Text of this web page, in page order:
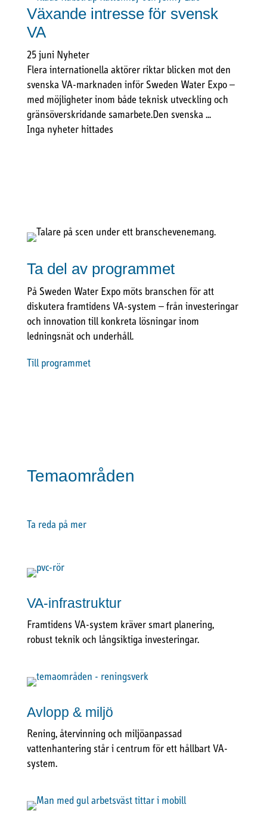
Växande intresse för svensk
VA
25 juni Nyheter
Flera internationella aktörer riktar blicken mot den
svenska VA-marknaden inför Sweden Water Expo –
med möjligheter inom både teknisk utveckling och
gränsöverskridande samarbete.Den svenska ...
Inga nyheter hittades
Ta del av programmet
På Sweden Water Expo möts branschen för att
diskutera framtidens VA-system – från investeringar
och innovation till konkreta lösningar inom
ledningsnät och underhåll.
Till programmet
Temaområden
Ta reda på mer
VA-infrastruktur
Framtidens VA-system kräver smart planering,
robust teknik och långsiktiga investeringar.
Avlopp & miljö
Rening, återvinning och miljöanpassad
vattenhantering står i centrum för ett hållbart VA-
system.